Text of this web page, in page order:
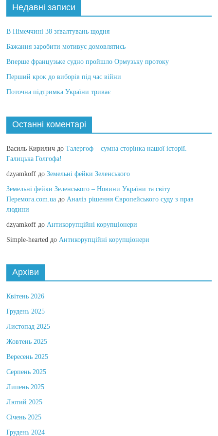
Недавні записи
В Німеччині 38 зґвалтувань щодня
Бажання заробити мотивує домовлятись
Вперше французьке судно пройшло Ормузьку протоку
Перший крок до виборів під час війни
Поточна підтримка України триває
Останні коментарі
Василь Кирилич до Талергоф – сумна сторінка нашої історії.
Галицька Голгофа!
dzyamkoff доЗемельні фейки Зеленського
Земельні фейки Зеленського – Новини України та світу
Перемога.com.ua доАналіз рішення Європейського суду з прав
людини
dzyamkoff доАнтикорупційні корупціонери
Simple-hearted доАнтикорупційні корупціонери
Архіви
Квітень 2026
Грудень 2025
Листопад 2025
Жовтень 2025
Вересень 2025
Серпень 2025
Липень 2025
Лютий 2025
Січень 2025